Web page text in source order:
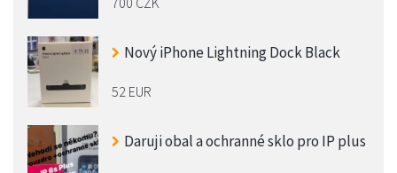
Nový iPhone Lightning Dock Black
52 EUR
Daruji obal a ochranné sklo pro IP plus